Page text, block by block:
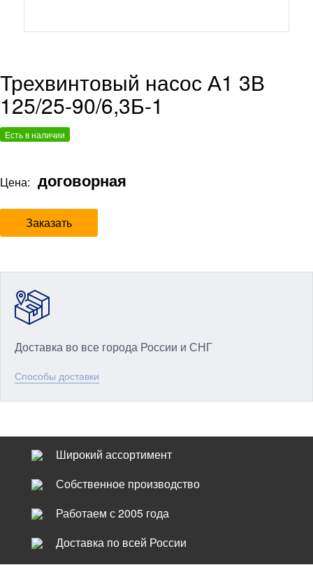
Трехвинтовый насос А1 3В
125/25-90/6,3Б-1
Есть в наличии
Цена: договорная
Заказать
Доставка во все города России и СНГ
Способы доставки
Широкий ассортимент
Собственное производство
Работаем с 2005 года
Доставка по всей России